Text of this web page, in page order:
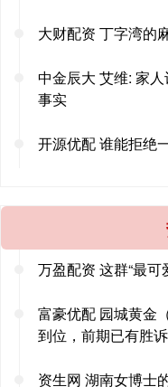
大财配资 丁字湾的
中金辰大 艾维: 家
事实
开源优配 谁能拒绝
万盈配资 这群“最可
富豪优配 园城黄金
到位，前期已有胜诉
资生网 湖南女博士